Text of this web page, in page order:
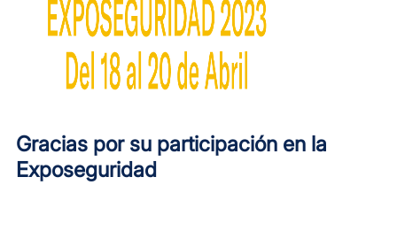
Gracias por su participación en la
Exposeguridad